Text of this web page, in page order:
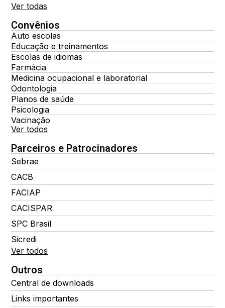
Ver todas
Convênios
Auto escolas
Educação e treinamentos
Escolas de idiomas
Farmácia
Medicina ocupacional e laboratorial
Odontologia
Planos de saúde
Psicologia
Vacinação
Ver todos
Parceiros e Patrocinadores
Sebrae
CACB
FACIAP
CACISPAR
SPC Brasil
Sicredi
Ver todos
Outros
Central de downloads
Links importantes